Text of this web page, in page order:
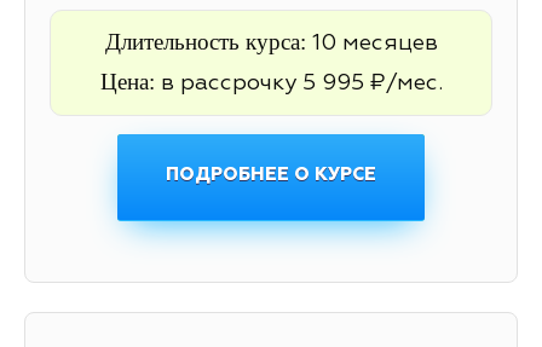
Длительность курса: 10 месяцев
Цена: в рассрочку 5 995 ₽/мес.
ПОДРОБНЕЕ О КУРСЕ